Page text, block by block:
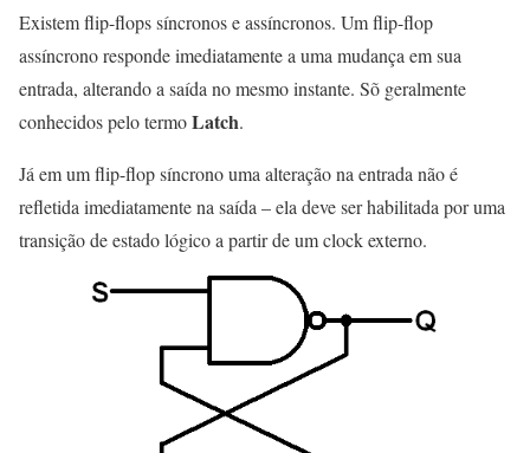
Existem flip-flops síncronos e assíncronos. Um flip-flop
assíncrono responde imediatamente a uma mudança em sua
entrada, alterando a saída no mesmo instante. Sõ geralmente
conhecidos pelo termoLatch.
Já em um flip-flop síncrono uma alteração na entrada não é
refletida imediatamente na saída – ela deve ser habilitada por uma
transição de estado lógico a partir de um clock externo.